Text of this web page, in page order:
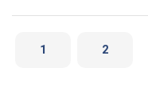
1 2